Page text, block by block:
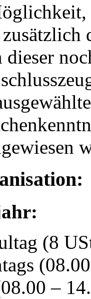
dieser
(8
–